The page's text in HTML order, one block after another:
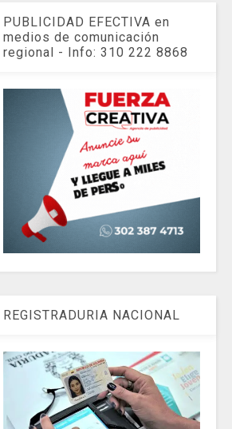
PUBLICIDAD EFECTIVA en
medios de comunicación
regional - Info: 310 222 8868
REGISTRADURIA NACIONAL